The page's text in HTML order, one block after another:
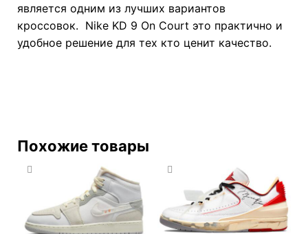
является одним из лучших вариантов
кроссовок. Nike KD 9 On Court это практично и
удобное решение для тех кто ценит качество.
Похожие товары